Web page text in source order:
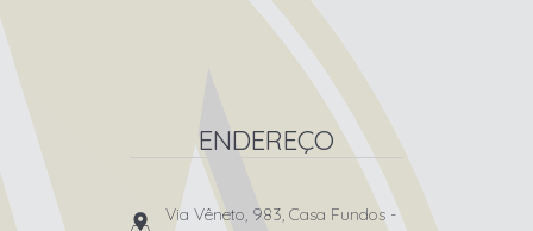
ENDEREÇO
Via Vêneto, 983, Casa Fundos -